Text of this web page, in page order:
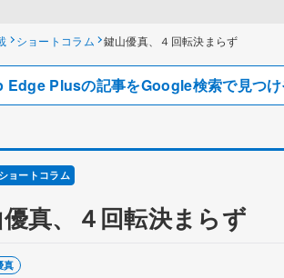
ショートコラム 鍵山優真、４回転決まらず
Edge Plusの記事をGoogle検索で見つ
ショートコラム
真、４回転決まらず
真